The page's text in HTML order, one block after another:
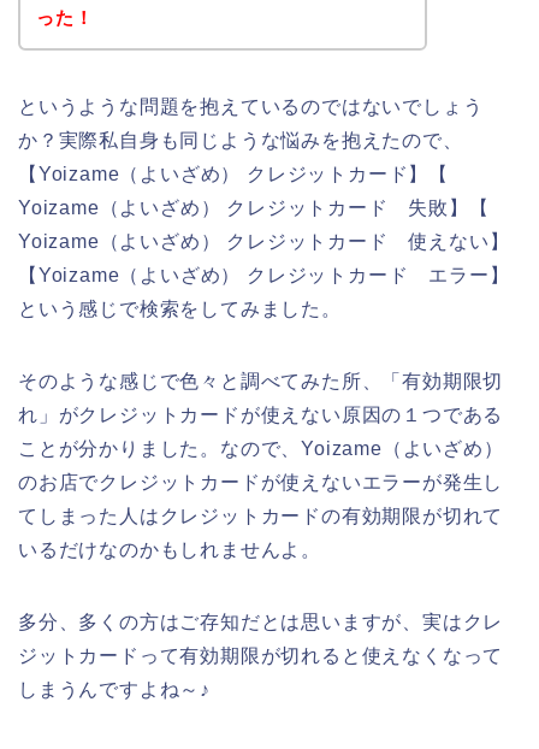
った！
というような問題を抱えているのではないでしょう
か？実際私自身も同じような悩みを抱えたので、
【Yoizame（よいざめ） クレジットカード】【
Yoizame（よいざめ） クレジットカード 失敗】【
Yoizame（よいざめ） クレジットカード 使えない】
【Yoizame（よいざめ） クレジットカード エラー】
という感じで検索をしてみました。
そのような感じで色々と調べてみた所、「有効期限切
れ」がクレジットカードが使えない原因の１つである
ことが分かりました。なので、Yoizame（よいざめ）
のお店でクレジットカードが使えないエラーが発生し
てしまった人はクレジットカードの有効期限が切れて
いるだけなのかもしれませんよ。
多分、多くの方はご存知だとは思いますが、実はクレ
ジットカードって有効期限が切れると使えなくなって
しまうんですよね～♪